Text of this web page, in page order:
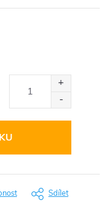
Sdílet